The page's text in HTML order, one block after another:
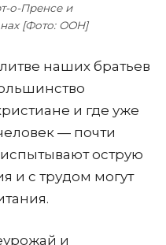
о-Пренсе и
[Фото: ООН]
наших братьев
и где уже
— почти
острую
и с трудом могут
и